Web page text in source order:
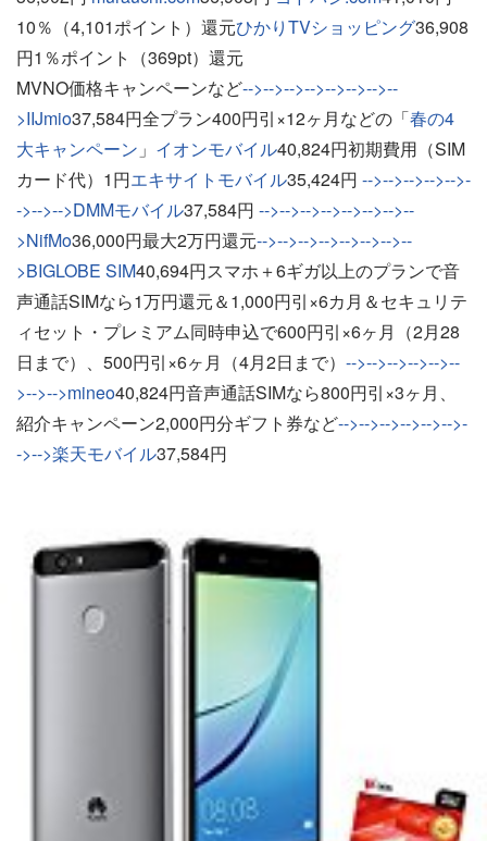
10％（4,101ポイント）還元ひかりTVショッピング36,908
円1％ポイント（369pt）還元
MVNO価格キャンペーンなど-->-->-->-->-->-->-->--
>IIJmio37,584円全プラン400円引×12ヶ月などの「春の4
大キャンペーン 」 イオンモバイル40,824円初期費用（SIM
カード代）1円エキサイトモバイル35,424円 -->-->-->-->-->-
->-->-->DMMモバイル37,584円 -->-->-->-->-->-->-->--
>NifMo36,000円最大2万円還元-->-->-->-->-->-->-->--
>BIGLOBE SIM40,694円スマホ＋6ギガ以上のプランで音
声通話SIMなら1万円還元＆1,000円引×6カ月＆セキュリテ
ィセット・プレミアム同時申込で600円引×6ヶ月（2月28
日まで）、500円引×6ヶ月（4月2日まで） -->-->-->-->-->--
>-->-->mineo40,824円音声通話SIMなら800円引×3ヶ月、
紹介キャンペーン2,000円分ギフト券など-->-->-->-->-->-->-
->-->楽天モバイル37,584円